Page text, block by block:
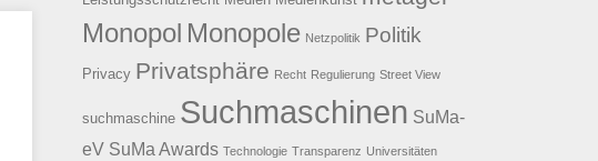
Monopol Monopole Netzpolitik Politik
Privacy Privatsphäre Recht Regulierung Street View
suchmaschine Suchmaschinen SuMa-
eV SuMa Awards Technologie Transparenz Universitäten